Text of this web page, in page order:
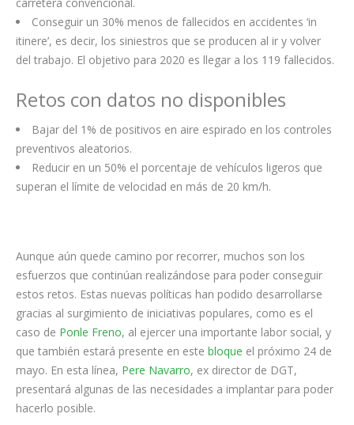
Conseguir un 30% menos de fallecidos en accidentes ‘in
itinere’, es decir, los siniestros que se producen al ir y volver
del trabajo. El objetivo para 2020 es llegar a los 119 fallecidos.
Retos con datos no disponibles
Bajar del 1% de positivos en aire espirado en los controles
preventivos aleatorios.
Reducir en un 50% el porcentaje de vehículos ligeros que
superan el límite de velocidad en más de 20 km/h.
Aunque aún quede camino por recorrer, muchos son los
esfuerzos que continúan realizándose para poder conseguir
estos retos. Estas nuevas políticas han podido desarrollarse
gracias al surgimiento de iniciativas populares, como es el
caso de Ponle Freno, al ejercer una importante labor social, y
que también estará presente en este bloque el próximo 24 de
mayo. En esta línea, Pere Navarro, ex director de DGT,
presentará algunas de las necesidades a implantar para poder
hacerlo posible.